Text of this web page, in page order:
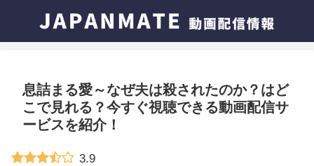
息詰まる愛～なぜ夫は殺されたのか？はど
こで見れる？今すぐ視聴できる動画配信サ
ービスを紹介！
3.9